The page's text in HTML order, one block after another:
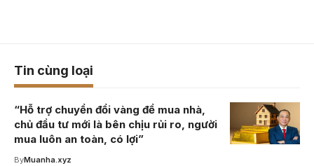
Tin cùng loại
“Hỗ trợ chuyển đổi vàng để mua nhà,
chủ đầu tư mới là bên chịu rủi ro, người
mua luôn an toàn, có lợi”
ByMuanha.xyz